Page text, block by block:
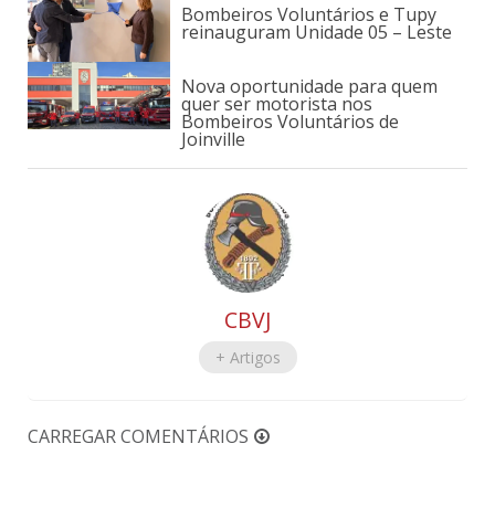
Bombeiros Voluntários e Tupy
reinauguram Unidade 05 – Leste
Nova oportunidade para quem
quer ser motorista nos
Bombeiros Voluntários de
Joinville
CBVJ
+ Artigos
CARREGAR COMENTÁRIOS